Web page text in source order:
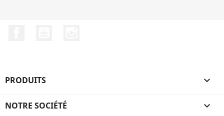
PRODUITS 
NOTRE SOCIÉTÉ 